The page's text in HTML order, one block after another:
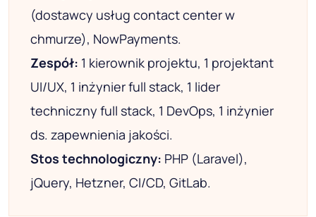
(dostawcy usług contact center w
chmurze), NowPayments.
Zespół: 1 kierownik projektu, 1 projektant
UI/UX, 1 inżynier full stack, 1 lider
techniczny full stack, 1 DevOps, 1 inżynier
ds. zapewnienia jakości.
Stos technologiczny: PHP (Laravel),
jQuery, Hetzner, CI/CD, GitLab.